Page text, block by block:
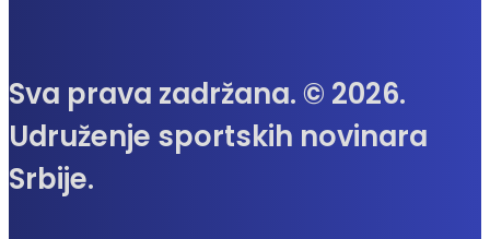
Sva prava zadržana. © 2026.
Udruženje sportskih novinara
Srbije.